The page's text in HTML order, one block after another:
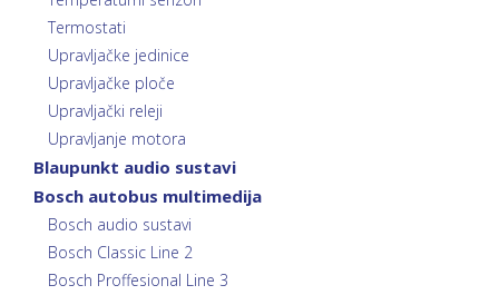
Termostati
Upravljačke jedinice
Upravljačke ploče
Upravljački releji
Upravljanje motora
Blaupunkt audio sustavi
Bosch autobus multimedija
Bosch audio sustavi
Bosch Classic Line 2
Bosch Proffesional Line 3